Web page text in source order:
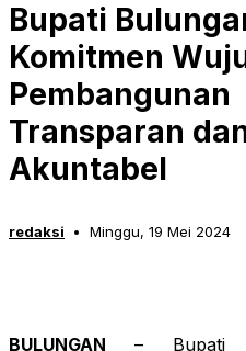
Bupati
Komitmen
Pembangunan
Transparan
Akuntabel
redaksi Minggu, 19 Mei 2024
BULUNGAN – Bupati